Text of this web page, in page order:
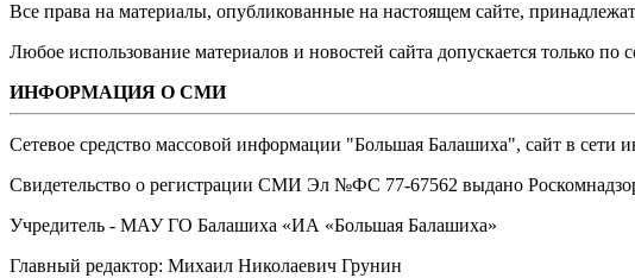
Все права на материалы, опубликованные на настоящем сайте,
Любое использование материалов и новостей сайта допускается только
ИНФОРМАЦИЯ О СМИ
Сетевое средство массовой информации "Большая Балашиха", сайт в сети
Свидетельство о регистрации СМИ Эл №ФС ‎77-67562 выдано
Учредитель - МАУ ГО Балашиха «ИА «Большая Балашиха»
Главный редактор: Михаил Николаевич Грунин